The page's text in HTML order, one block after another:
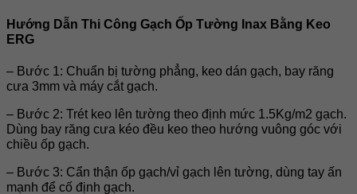
Hướng Dẫn Thi Công Gạch Ốp Tường Inax Bằng Keo
ERG
– Bước 1: Chuẩn bị tường phẳng, keo dán gạch, bay răng
cưa 3mm và máy cắt gạch.
– Bước 2: Trét keo lên tường theo định mức 1.5Kg/m2 gạch.
Dùng bay răng cưa kéo đều keo theo hướng vuông góc với
chiều ốp gạch.
– Bước 3: Cẩn thận ốp gạch/vỉ gạch lên tường, dùng tay ấn
mạnh để cố định gạch.